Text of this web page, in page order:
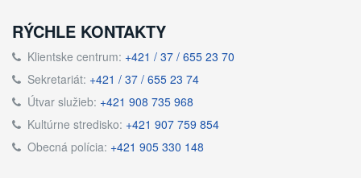
RÝCHLE KONTAKTY
Klientske centrum: +421 / 37 / 655 23 70
Sekretariát: +421 / 37 / 655 23 74
Útvar služieb: +421 908 735 968
Kultúrne stredisko: +421 907 759 854
Obecná polícia: +421 905 330 148